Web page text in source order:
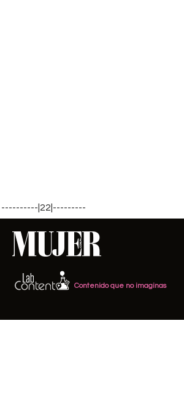
----------|22|---------
Contenido que no imaginas